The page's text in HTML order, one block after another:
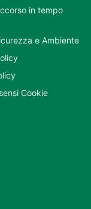
in tempo
e Ambiente
Cookie